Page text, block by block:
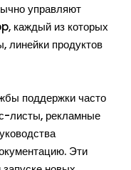
управляют
каждый из которых
линейки продуктов
поддержки часто
листы, рекламные
Эти